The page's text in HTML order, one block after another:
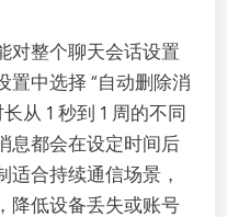
对整个聊天会话设置
置中选择 “自动删除消
从 1 秒到 1 周的不同
息都会在设定时间后
适合持续通信场景，
降低设备丢失或账号